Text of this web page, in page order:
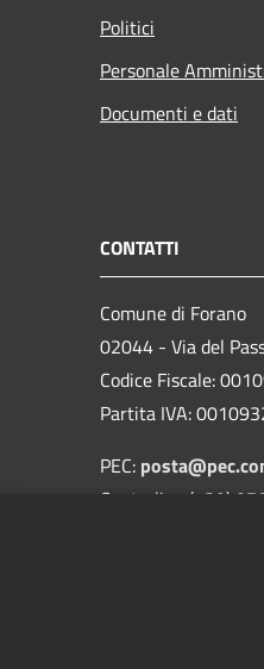
Politici
Personale
Documenti e dati
CONTATTI
Comune di Forano
02044 - Via del
Codice Fiscale:
Partita IVA:
PEC:
Centralino (+39)